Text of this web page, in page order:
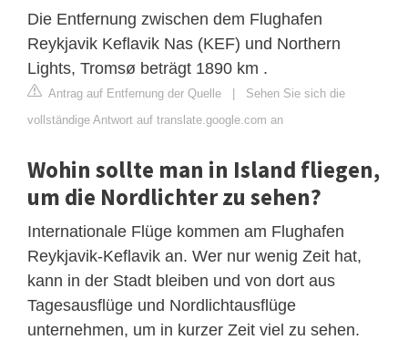
Die Entfernung zwischen dem Flughafen
Reykjavik Keflavik Nas (KEF) und Northern
Lights, Tromsø beträgt 1890 km .
Antrag auf Entfernung der Quelle | Sehen Sie sich die
vollständige Antwort auf translate.google.com an
Wohin sollte man in Island fliegen,
um die Nordlichter zu sehen?
Internationale Flüge kommen am Flughafen
Reykjavik-Keflavik an. Wer nur wenig Zeit hat,
kann in der Stadt bleiben und von dort aus
Tagesausflüge und Nordlichtausflüge
unternehmen, um in kurzer Zeit viel zu sehen.